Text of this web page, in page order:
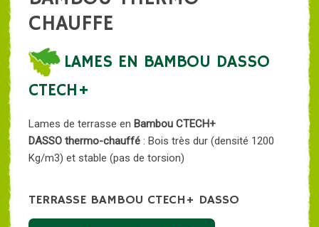
CHAUFFE
LAMES EN BAMBOU DASSO
CTECH+
Lames de terrasse en Bambou CTECH+
DASSO thermo-chauffé : Bois très dur (densité 1200
Kg/m3) et stable (pas de torsion)
TERRASSE BAMBOU CTECH+ DASSO